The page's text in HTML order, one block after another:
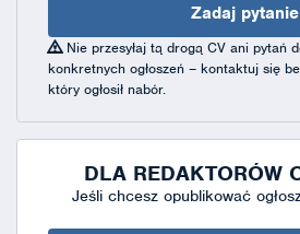
Zadaj pytanie
Nie przesyłaj tą drogą CV ani pytań
konkretnych ogłoszeń – kontaktuj się
który ogłosił nabór.
DLA REDAKTORÓW
Jeśli chcesz opublikować